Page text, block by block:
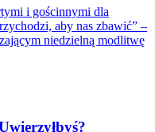
i gościnnymi dla
aby nas zbawić” –
niedzielną modlitwę